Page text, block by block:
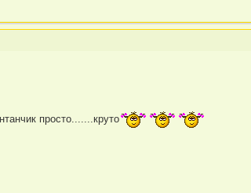
просто.......круто